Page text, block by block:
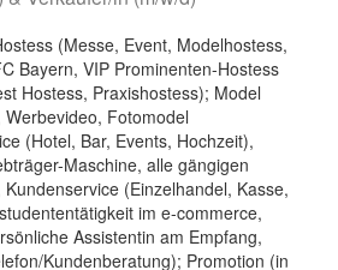
(Messe, Event, Modelhostess,
Bayern, VIP Prominenten-Hostess
Hostess, Praxishostess); Model
Fotomodel
(Hotel, Bar, Events, Hochzeit),
Maschine, alle gängigen
(Einzelhandel, Kasse,
im e-commerce,
Assistentin am Empfang,
Kundenberatung); Promotion (in